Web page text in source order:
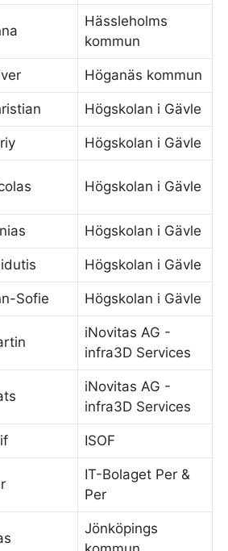
Hässleholms
kommun
Höganäs kommun
Högskolan i Gävle
Högskolan i Gävle
Högskolan i Gävle
Högskolan i Gävle
Högskolan i Gävle
Sofie Högskolan i Gävle
iNovitas AG -
infra3D Services
iNovitas AG -
infra3D Services
ISOF
IT-Bolaget Per &
Per
Jönköpings